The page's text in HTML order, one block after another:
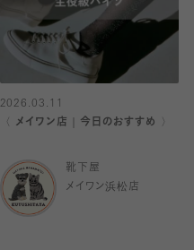
2026.03.11
〈 メイワン店｜今日のおすすめ 〉
靴下屋
メイワン浜松店